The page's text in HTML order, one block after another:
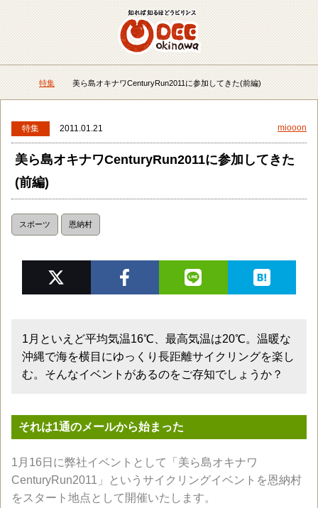
メニュー 検
DEEokinawaトップ
特集 美ら島オキナワCenturyRun2011に参加してきた(前編)
特集 2011.01.21 miooon
美ら島オキナワCenturyRun2011に参加してきた
(前編)
スポーツ 恩納村
1月といえど平均気温16℃、最高気温は20℃。温暖な
沖縄で海を横目にゆっくり長距離サイクリングを楽し
む。そんなイベントがあるのをご存知でしょうか？
それは1通のメールから始まった
1月16日に弊社イベントとして「美ら島オキナワ
CenturyRun2011」というサイクリングイベントを恩納村
をスタート地点として開催いたします。